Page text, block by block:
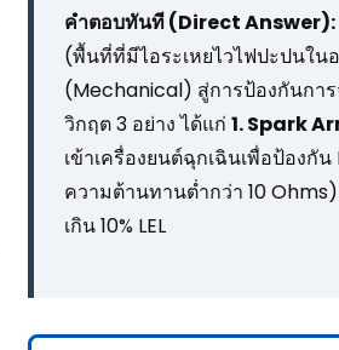
คำตอบทันที (Direct Answer):
(พื้นที่ที่มีไอระเหยไวไฟปะปนใ
(Mechanical) สู่การป้องกันกา
วิกฤต 3 อย่าง ได้แก่ 1. Spark
เข้าเครื่องยนต์ฉุกเฉินเพื่อป้องกั
ความต้านทานต่ำกว่า 10
เกิน 10% LEL